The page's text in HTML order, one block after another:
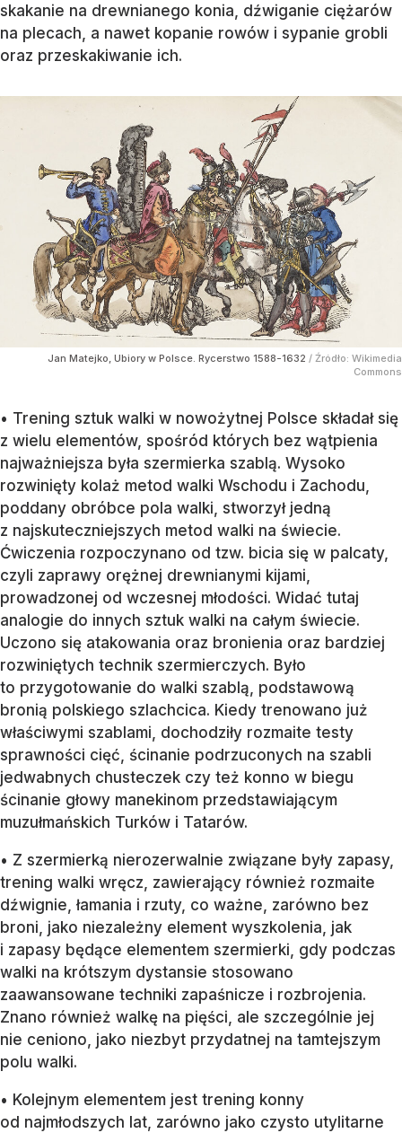
skakanie na drewnianego konia, dźwiganie ciężarów
na plecach, a nawet kopanie rowów i sypanie grobli
oraz przeskakiwanie ich.
Jan Matejko, Ubiory w Polsce. Rycerstwo 1588-1632 / Źródło: Wikimedia
Commons
• Trening sztuk walki w nowożytnej Polsce składał się
z wielu elementów, spośród których bez wątpienia
najważniejsza była szermierka szablą. Wysoko
rozwinięty kolaż metod walki Wschodu i Zachodu,
poddany obróbce pola walki, stworzył jedną
z najskuteczniejszych metod walki na świecie.
Ćwiczenia rozpoczynano od tzw. bicia się w palcaty,
czyli zaprawy orężnej drewnianymi kijami,
prowadzonej od wczesnej młodości. Widać tutaj
analogie do innych sztuk walki na całym świecie.
Uczono się atakowania oraz bronienia oraz bardziej
rozwiniętych technik szermierczych. Było
to przygotowanie do walki szablą, podstawową
bronią polskiego szlachcica. Kiedy trenowano już
właściwymi szablami, dochodziły rozmaite testy
sprawności cięć, ścinanie podrzuconych na szabli
jedwabnych chusteczek czy też konno w biegu
ścinanie głowy manekinom przedstawiającym
muzułmańskich Turków i Tatarów.
• Z szermierką nierozerwalnie związane były zapasy,
trening walki wręcz, zawierający również rozmaite
dźwignie, łamania i rzuty, co ważne, zarówno bez
broni, jako niezależny element wyszkolenia, jak
i zapasy będące elementem szermierki, gdy podczas
walki na krótszym dystansie stosowano
zaawansowane techniki zapaśnicze i rozbrojenia.
Znano również walkę na pięści, ale szczególnie jej
nie ceniono, jako niezbyt przydatnej na tamtejszym
polu walki.
• Kolejnym elementem jest trening konny
od najmłodszych lat, zarówno jako czysto utylitarne